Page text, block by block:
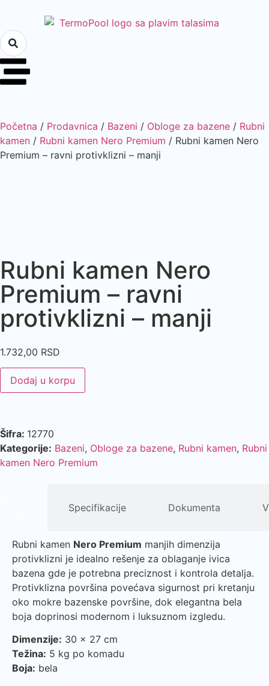
Početna / Prodavnica / Bazeni / Obloge za bazene / Rubni
kamen / Rubni kamen Nero Premium / Rubni kamen Nero
Premium – ravni protivklizni – manji
Rubni kamen Nero
Premium – ravni
protivklizni – manji
1.732,00 RSD
Dodaj u korpu
Šifra: 12770
Kategorije: Bazeni, Obloge za bazene, Rubni kamen, Rubni
kamen Nero Premium
Specifikacije Dokumenta
Rubni kamen Nero Premium manjih dimenzija
protivklizni je idealno rešenje za oblaganje ivica
bazena gde je potrebna preciznost i kontrola detalja.
Protivklizna površina povećava sigurnost pri kretanju
oko mokre bazenske površine, dok elegantna bela
boja doprinosi modernom i luksuznom izgledu.
Dimenzije: 30 × 27 cm
Težina: 5 kg po komadu
Boja: bela